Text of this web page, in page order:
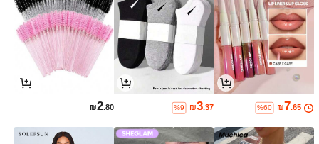
₪7.65
%60
₪3.37
%9
₪2.80